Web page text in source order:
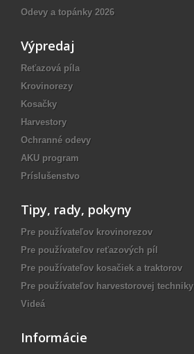
Odevy a topánky 2026
Výpredaj
Reťazová píla
Krovinorezy
Kosačky
Harvestory
Ochranné odevy
AKU program
Príslušenstvo
Tipy, rady, pokyny
Pre používateľov krovinorezov
Pre používateľov reťazových píl
Pre používateľov kosačiek a traktorov
Pre používateľov harvestorovej techniky
Videá
Informácie